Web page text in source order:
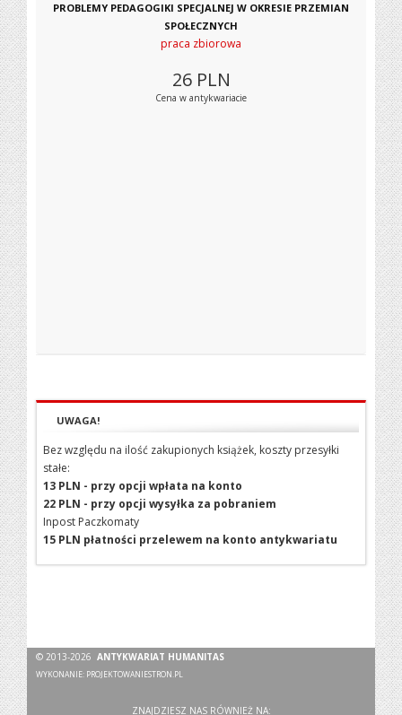
PROBLEMY PEDAGOGIKI SPECJALNEJ W OKRESIE PRZEMIAN
SPOŁECZNYCH
praca zbiorowa
26 PLN
Cena w antykwariacie
UWAGA!
Bez względu na ilość zakupionych książek, koszty przesyłki
stałe:
13 PLN - przy opcji wpłata na konto
22 PLN - przy opcji wysyłka za pobraniem
Inpost Paczkomaty
15 PLN płatności przelewem na konto antykwariatu
© 2013-2026ANTYKWARIAT HUMANITAS
WYKONANIE: PROJEKTOWANIESTRON.PL
ZNAJDZIESZ NAS RÓWNIEŻ NA: